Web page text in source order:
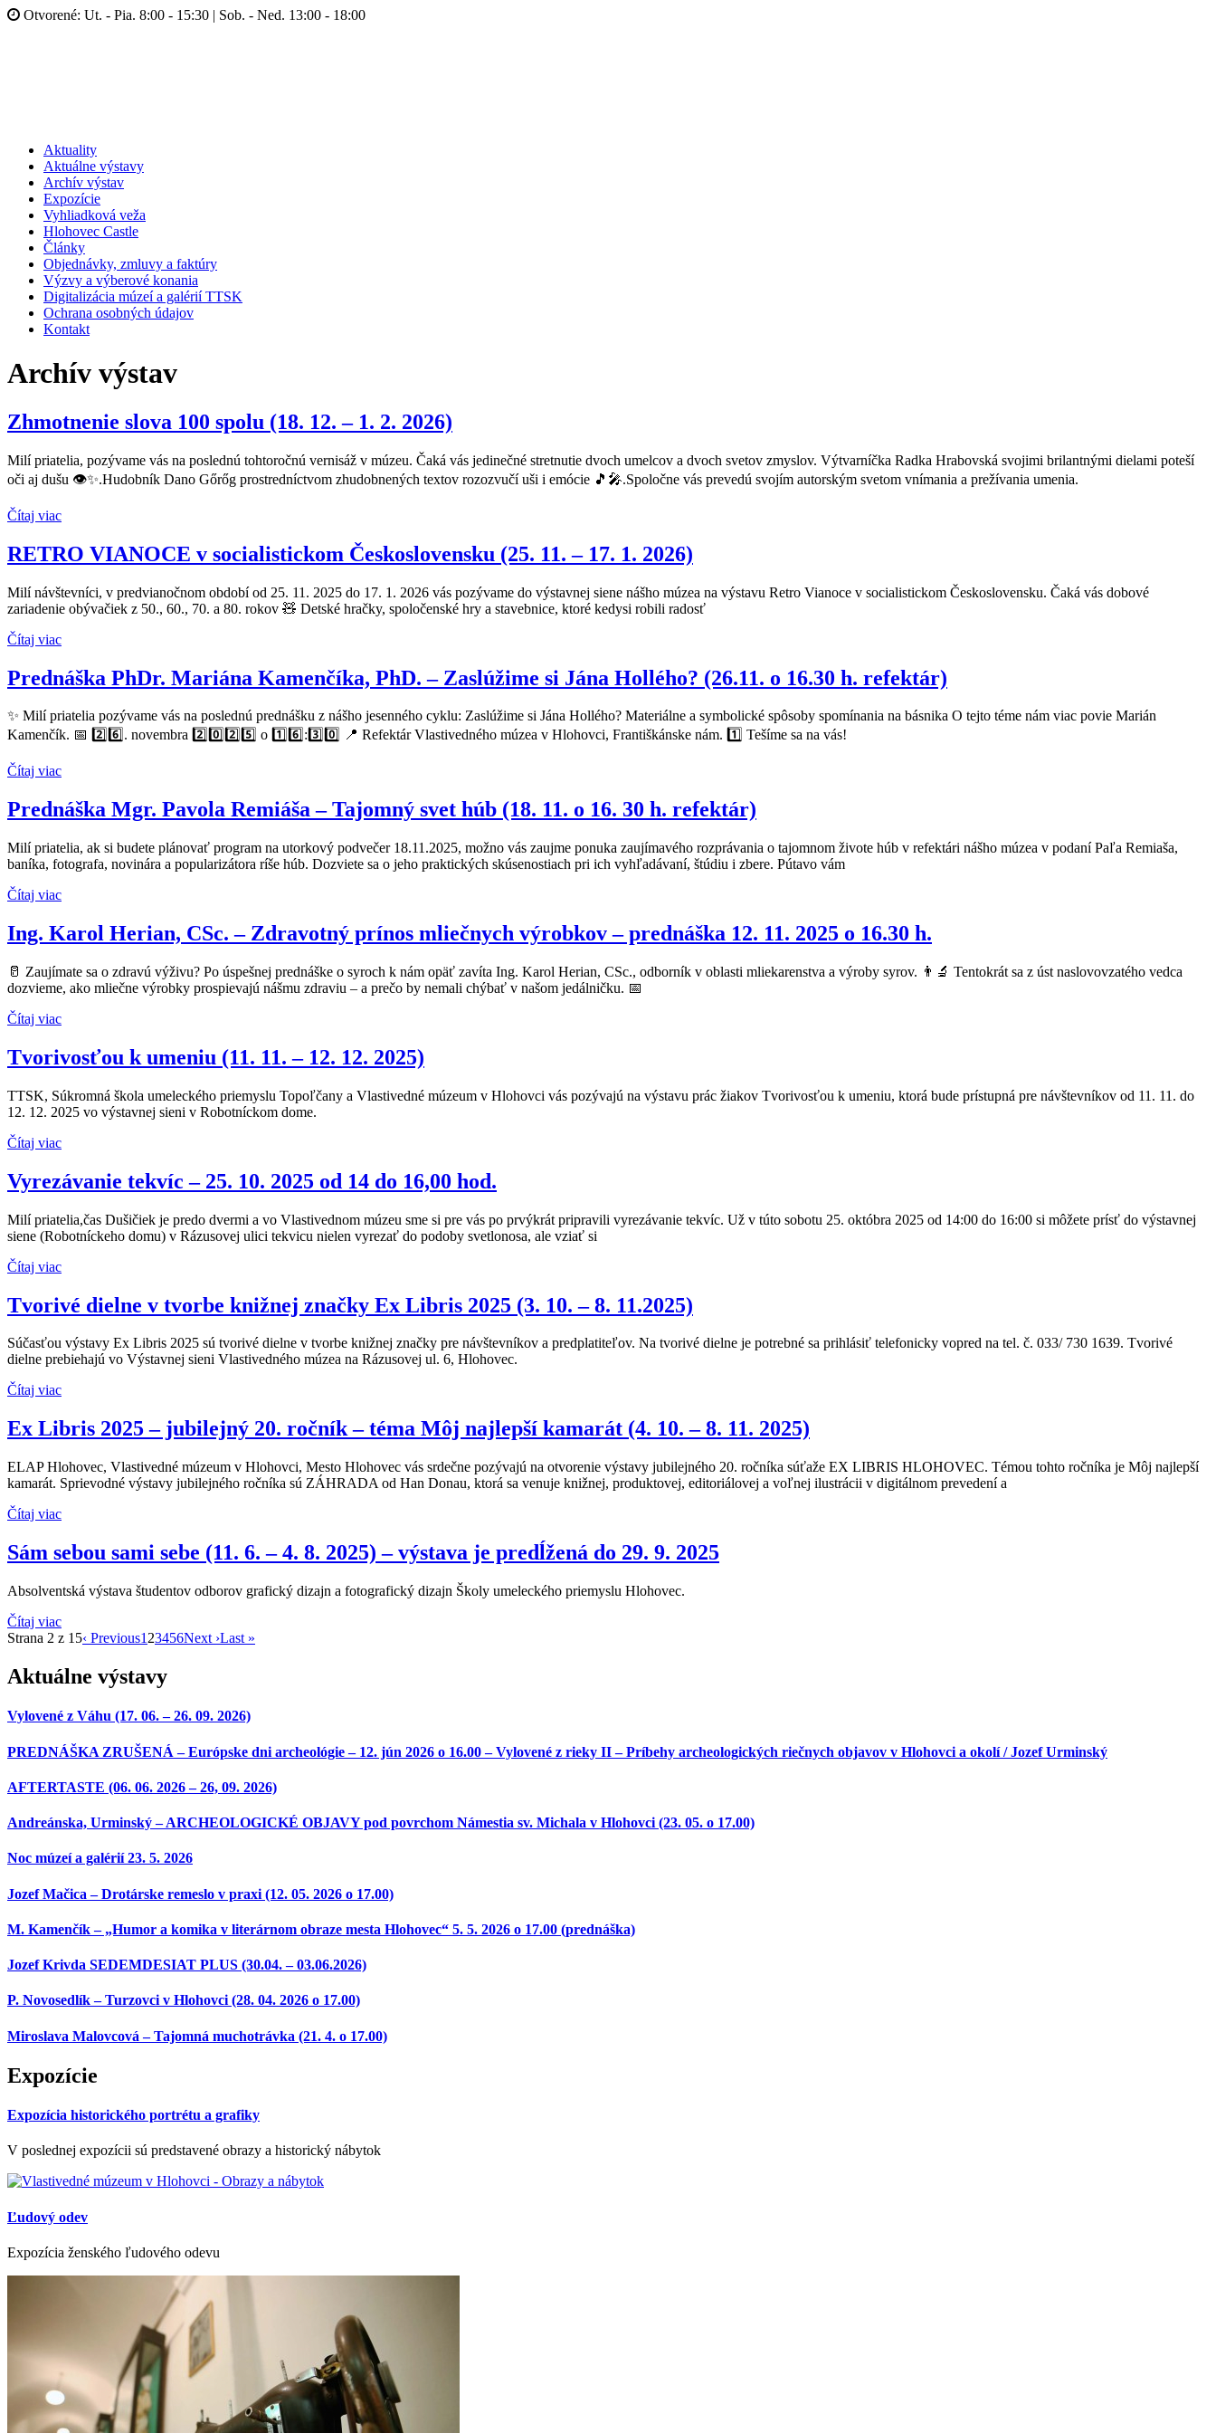
Otvorené: Ut. - Pia. 8:00 - 15:30 | Sob. - Ned. 13:00 - 18:00
Aktuality
Aktuálne výstavy
Archív výstav
Expozície
Vyhliadková veža
Hlohovec Castle
Články
Objednávky, zmluvy a faktúry
Výzvy a výberové konania
Digitalizácia múzeí a galérií TTSK
Ochrana osobných údajov
Kontakt
Archív výstav
Zhmotnenie slova 100 spolu (18. 12. – 1. 2. 2026)
Milí priatelia, pozývame vás na poslednú tohtoročnú vernisáž v múzeu. Čaká vás jedinečné stretnutie dvoch umelcov a dvoch svetov zmyslov. Výtvarníčka Radka Hrabovská svojimi brilantnými dielami poteší
oči aj dušu 👁️✨.Hudobník Dano Gőrőg prostredníctvom zhudobnených textov rozozvučí uši i emócie 🎵🎤.Spoločne vás prevedú svojím autorským svetom vnímania a prežívania umenia.
Čítaj viac
RETRO VIANOCE v socialistickom Československu (25. 11. – 17. 1. 2026)
Milí návštevníci, v predvianočnom období od 25. 11. 2025 do 17. 1. 2026 vás pozývame do výstavnej siene nášho múzea na výstavu Retro Vianoce v socialistickom Československu. Čaká vás dobové
zariadenie obývačiek z 50., 60., 70. a 80. rokov 🧸 Detské hračky, spoločenské hry a stavebnice, ktoré kedysi robili radosť
Čítaj viac
Prednáška PhDr. Mariána Kamenčíka, PhD. – Zaslúžime si Jána Hollého? (26.11. o 16.30 h. refektár)
✨ Milí priatelia pozývame vás na poslednú prednášku z nášho jesenného cyklu: Zaslúžime si Jána Hollého? Materiálne a symbolické spôsoby spomínania na básnika O tejto téme nám viac povie Marián
Kamenčík. 📅 2️⃣6️⃣. novembra 2️⃣0️⃣2️⃣5️⃣ o 1️⃣6️⃣:3️⃣0️⃣ 📍 Refektár Vlastivedného múzea v Hlohovci, Františkánske nám. 1️⃣ Tešíme sa na vás!
Čítaj viac
Prednáška Mgr. Pavola Remiáša – Tajomný svet húb (18. 11. o 16. 30 h. refektár)
Milí priatelia, ak si budete plánovať program na utorkový podvečer 18.11.2025, možno vás zaujme ponuka zaujímavého rozprávania o tajomnom živote húb v refektári nášho múzea v podaní Paľa Remiaša,
baníka, fotografa, novinára a popularizátora ríše húb. Dozviete sa o jeho praktických skúsenostiach pri ich vyhľadávaní, štúdiu i zbere. Pútavo vám
Čítaj viac
Ing. Karol Herian, CSc. – Zdravotný prínos mliečnych výrobkov – prednáška 12. 11. 2025 o 16.30 h.
🥛 Zaujímate sa o zdravú výživu? Po úspešnej prednáške o syroch k nám opäť zavíta Ing. Karol Herian, CSc., odborník v oblasti mliekarenstva a výroby syrov. 👨‍🔬 Tentokrát sa z úst naslovovzatého vedca
dozvieme, ako mliečne výrobky prospievajú nášmu zdraviu – a prečo by nemali chýbať v našom jedálničku. 📅
Čítaj viac
Tvorivosťou k umeniu (11. 11. – 12. 12. 2025)
TTSK, Súkromná škola umeleckého priemyslu Topoľčany a Vlastivedné múzeum v Hlohovci vás pozývajú na výstavu prác žiakov Tvorivosťou k umeniu, ktorá bude prístupná pre návštevníkov od 11. 11. do
12. 12. 2025 vo výstavnej sieni v Robotníckom dome.
Čítaj viac
Vyrezávanie tekvíc – 25. 10. 2025 od 14 do 16,00 hod.
Milí priatelia,čas Dušičiek je predo dvermi a vo Vlastivednom múzeu sme si pre vás po prvýkrát pripravili vyrezávanie tekvíc. Už v túto sobotu 25. októbra 2025 od 14:00 do 16:00 si môžete prísť do výstavnej
siene (Robotníckeho domu) v Rázusovej ulici tekvicu nielen vyrezať do podoby svetlonosa, ale vziať si
Čítaj viac
Tvorivé dielne v tvorbe knižnej značky Ex Libris 2025 (3. 10. – 8. 11.2025)
Súčasťou výstavy Ex Libris 2025 sú tvorivé dielne v tvorbe knižnej značky pre návštevníkov a predplatiteľov. Na tvorivé dielne je potrebné sa prihlásiť telefonicky vopred na tel. č. 033/ 730 1639. Tvorivé
dielne prebiehajú vo Výstavnej sieni Vlastivedného múzea na Rázusovej ul. 6, Hlohovec.
Čítaj viac
Ex Libris 2025 – jubilejný 20. ročník – téma Môj najlepší kamarát (4. 10. – 8. 11. 2025)
ELAP Hlohovec, Vlastivedné múzeum v Hlohovci, Mesto Hlohovec vás srdečne pozývajú na otvorenie výstavy jubilejného 20. ročníka súťaže EX LIBRIS HLOHOVEC. Témou tohto ročníka je Môj najlepší
kamarát. Sprievodné výstavy jubilejného ročníka sú ZÁHRADA od Han Donau, ktorá sa venuje knižnej, produktovej, editoriálovej a voľnej ilustrácii v digitálnom prevedení a
Čítaj viac
Sám sebou sami sebe (11. 6. – 4. 8. 2025) – výstava je predĺžená do 29. 9. 2025
Absolventská výstava študentov odborov grafický dizajn a fotografický dizajn Školy umeleckého priemyslu Hlohovec.
Čítaj viac
Strana 2 z 15‹ Previous1 23456Next ›Last »
Aktuálne výstavy
Vylovené z Váhu (17. 06. – 26. 09. 2026)
PREDNÁŠKA ZRUŠENÁ – Európske dni archeológie – 12. jún 2026 o 16.00 – Vylovené z rieky II – Príbehy archeologických riečnych objavov v Hlohovci a okolí / Jozef Urminský
AFTERTASTE (06. 06. 2026 – 26, 09. 2026)
Andreánska, Urminský – ARCHEOLOGICKÉ OBJAVY pod povrchom Námestia sv. Michala v Hlohovci (23. 05. o 17.00)
Noc múzeí a galérií 23. 5. 2026
Jozef Mačica – Drotárske remeslo v praxi (12. 05. 2026 o 17.00)
M. Kamenčík – „Humor a komika v literárnom obraze mesta Hlohovec“ 5. 5. 2026 o 17.00 (prednáška)
Jozef Krivda SEDEMDESIAT PLUS (30.04. – 03.06.2026)
P. Novosedlík – Turzovci v Hlohovci (28. 04. 2026 o 17.00)
Miroslava Malovcová – Tajomná muchotrávka (21. 4. o 17.00)
Expozície
Expozícia historického portrétu a grafiky
V poslednej expozícii sú predstavené obrazy a historický nábytok
Ľudový odev
Expozícia ženského ľudového odevu